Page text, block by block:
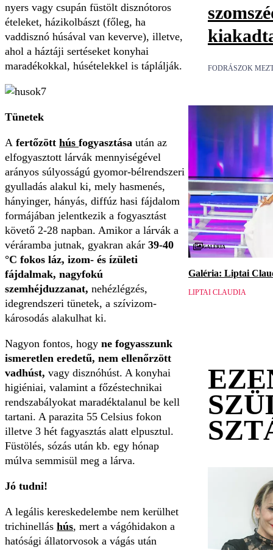
nyers vagy csupán füstölt disznótoros
ételeket, házikolbászt (főleg, ha
vaddisznó húsával van keverve), illetve,
ahol a háztáji sertéseket konyhai
maradékokkal, húsételekkel is táplálják.
Tünetek
A fertőzött hús fogyasztása után az
elfogyasztott lárvák mennyiségével
arányos súlyosságú gyomor-bélrendszeri
gyulladás alakul ki, mely hasmenés,
hányinger, hányás, diffúz hasi fájdalom
formájában jelentkezik a fogyasztást
követő 2-28 napban. Amikor a lárvák a
véráramba jutnak, gyakran akár 39-40
°C fokos láz, izom- és ízületi
fájdalmak, nagyfokú
szemhéjduzzanat, nehézlégzés,
idegrendszeri tünetek, a szívizom-
károsodás alakulhat ki.
Nagyon fontos, hogy ne fogyasszunk
ismeretlen eredetű, nem ellenőrzött
vadhúst, vagy disznóhúst. A konyhai
higiéniai, valamint a főzéstechnikai
rendszabályokat maradéktalanul be kell
tartani. A parazita 55 Celsius fokon
illetve 3 hét fagyasztás alatt elpusztul.
Füstölés, sózás után kb. egy hónap
múlva semmisül meg a lárva.
Jó tudni!
A legális kereskedelembe nem kerülhet
trichinellás hús, mert a vágóhidakon a
hatósági állatorvosok a vágás után
FODRÁSZOK
Galéria
Galéria: Liptai
LIPTAI CLAUDIA